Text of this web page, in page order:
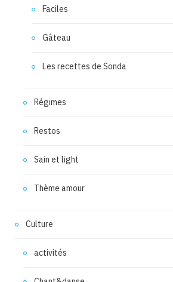
Faciles
Gâteau
Les recettes de Sonda
Régimes
Restos
Sain et light
Thème amour
Culture
activités